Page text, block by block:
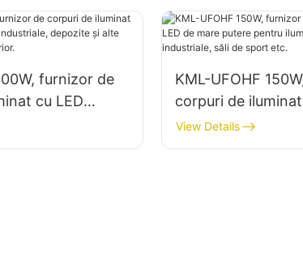
furnizor de
cu LED
industriale,
aplicații de
KML-UFOHF
corpuri de
putere pentru
în fabrici
View Details